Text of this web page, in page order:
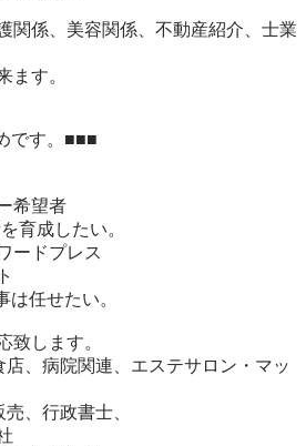
関係、美容関係、不動産紹介、士業
ます。
です。■■■
希望者
育成したい。
ードプレス
任せたい。
致します。
、病院関連、エステサロン・マッ
、行政書士、